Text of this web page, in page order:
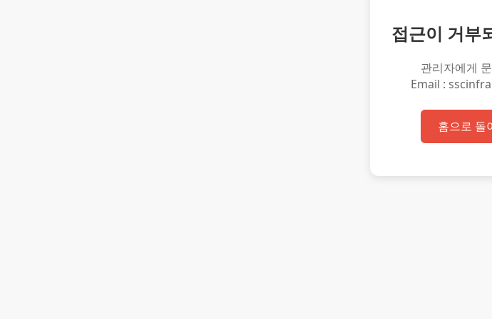
접근이 거부
관리자에게
Email :
홈으로 돌